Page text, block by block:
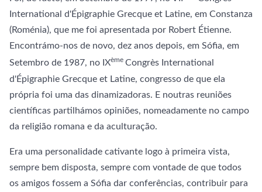
International d'Épigraphie Grecque et Latine, em Constanza
(Roménia), que me foi apresentada por Robert Étienne.
Encontrámo-nos de novo, dez anos depois, em Sófia, em
Setembro de 1987, no IXème Congrès International
d'Épigraphie Grecque et Latine, congresso de que ela
própria foi uma das dinamizadoras. E noutras reuniões
científicas partilhámos opiniões, nomeadamente no campo
da religião romana e da aculturação.
Era uma personalidade cativante logo à primeira vista,
sempre bem disposta, sempre com vontade de que todos
os amigos fossem a Sófia dar conferências, contribuir para